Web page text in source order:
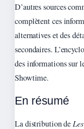
D’autres sources
complètent ces
alternatives et des
secondaires.
des informations sur
Showtime.
En résumé
La distribution de